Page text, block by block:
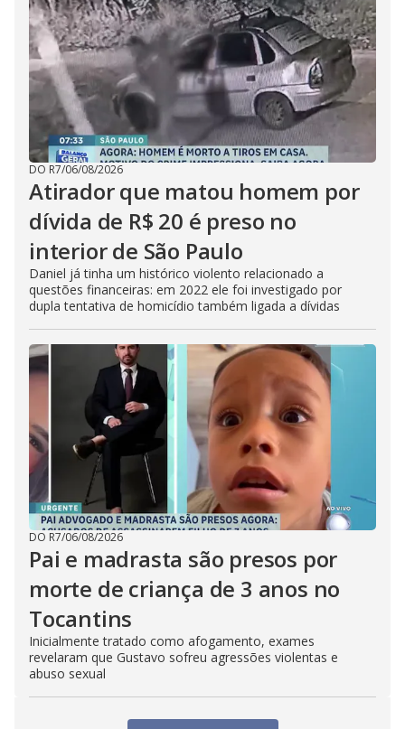
DO R7/06/08/2026
Atirador que matou homem por
dívida de R$ 20 é preso no
interior de São Paulo
Daniel já tinha um histórico violento relacionado a
questões financeiras: em 2022 ele foi investigado por
dupla tentativa de homicídio também ligada a dívidas
DO R7/06/08/2026
Pai e madrasta são presos por
morte de criança de 3 anos no
Tocantins
Inicialmente tratado como afogamento, exames
revelaram que Gustavo sofreu agressões violentas e
abuso sexual